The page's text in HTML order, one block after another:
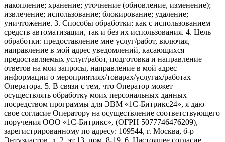
накопление; хранение; уточнение (обновление, изменение);
извлечение; использование; блокирование; удаление;
уничтожение. 3. Способы обработки: как с использованием
средств автоматизации, так и без их использования. 4. Цель
обработки: предоставление мне услуг/работ, включая,
направление в мой адрес уведомлений, касающихся
предоставляемых услуг/работ, подготовка и направление
ответов на мои запросы, направление в мой адрес
информации о мероприятиях/товарах/услугах/работах
Оператора. 5. В связи с тем, что Оператор может
осуществлять обработку моих персональных данных
посредством программы для ЭВМ «1С-Битрикс24», я даю
свое согласие Оператору на осуществление соответствующего
поручения ООО «1С-Битрикс», (ОГРН 5077746476209),
зарегистрированному по адресу: 109544, г. Москва, б-р
Энтузиастов, д. 2, эт.13, пом. 8-19. 6. Настоящее согласие